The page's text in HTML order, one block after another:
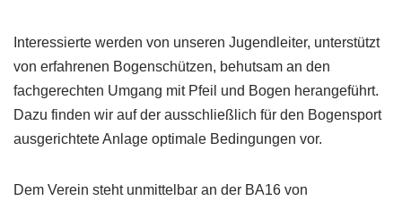
Interessierte werden von unseren Jugendleiter, unterstützt
von erfahrenen Bogenschützen, behutsam an den
fachgerechten Umgang mit Pfeil und Bogen herangeführt.
Dazu finden wir auf der ausschließlich für den Bogensport
ausgerichtete Anlage optimale Bedingungen vor.
Dem Verein steht unmittelbar an der BA16 von